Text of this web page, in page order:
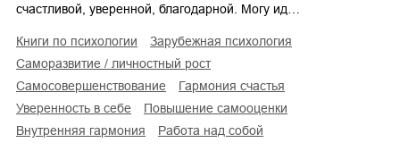
счастливой, уверенной, благодарной. Могу ид…
книги по психологии
зарубежная психология
саморазвитие / личностный рост
самосовершенствование
гармония счастья
уверенность в себе
повышение самооценки
внутренняя гармония
работа над собой